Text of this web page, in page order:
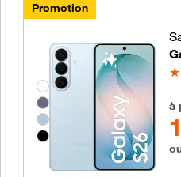
Promotion
Groupe de couleurs
à